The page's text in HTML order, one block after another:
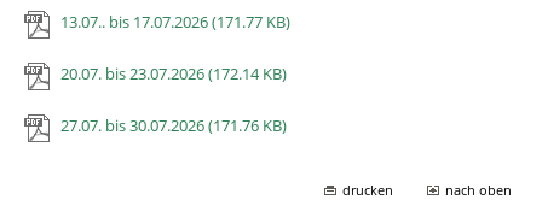
13.07.. bis 17.07.2026(171.77 KB)
20.07. bis 23.07.2026(172.14 KB)
27.07. bis 30.07.2026(171.76 KB)
drucken nach oben